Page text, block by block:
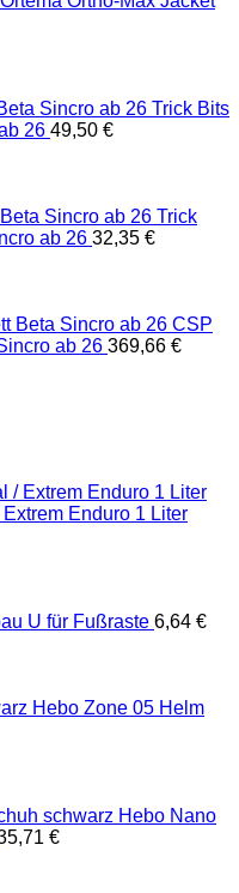
Trick Bits
26 49,50 €
Trick
ab 26 32,35 €
CSP
ab 26 369,66 €
Enduro 1 Liter
U für Fußraste 6,64 €
Hebo Zone 05 Helm
Hebo Nano
€